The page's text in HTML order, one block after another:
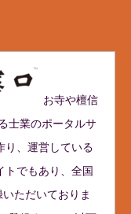
お寺や檀信
士業のポータルサ
り、運営している
トでもあり、全国
ただいておりま